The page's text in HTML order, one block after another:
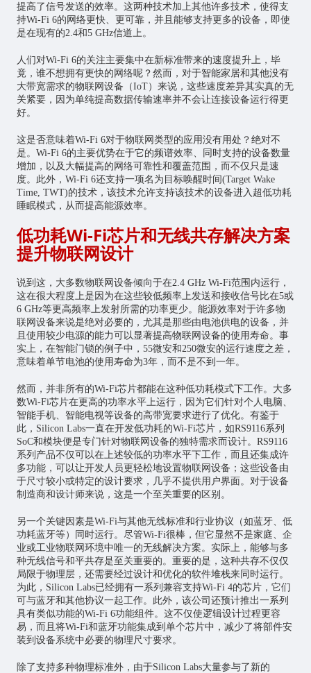
提高了信号发送的效率。这两种技术加上其他许多技术，使得支
持Wi-Fi 6的网络更快、更可靠，并且能够支持更多的设备，即使
是在现有的2.4和5 GHz信道上。
人们对Wi-Fi 6的关注主要集中在新标准带来的速度提升上，毕
竟，谁不想拥有更快的网络呢？然而，对于智能家居和其他没有
大带宽需求的物联网设备（IoT）来说，这些速度差异其实真的无
关紧要，因为单纯提高数据传输速率并不会让连接设备运行得更
好。
这是否意味着Wi-Fi 6对于物联网类型的应用没有用处？绝对不
是。Wi-Fi 6的主要优势在于它的频谱效率、同时支持的设备数量
增加，以及大幅提高的网络可靠性和覆盖范围，而不仅只是速
度。此外，Wi-Fi 6还支持一项名为目标唤醒时间(Target Wake
Time, TWT)的技术，该技术允许支持该技术的设备进入超低功耗
睡眠模式，从而提高能源效率。
低功耗Wi-Fi芯片和无线共存解决方案
提升物联网设计
说到这，大多数物联网设备倾向于在2.4 GHz Wi-Fi范围内运行，
这在很大程度上是因为在这些较低频率上发送和接收信号比在5或
6 GHz等更高频率上发射所需的功率更少。能源效率对于许多物
联网设备来说是绝对必要的，尤其是那些由电池供电的设备，并
且使用较少电源的能力可以显著提高物联网设备的使用寿命。事
实上，在智能门锁的例子中，55微安和250微安的运行速度之差，
意味着单节电池的使用寿命为3年，而不是不到一年。
然而，并非所有的Wi-Fi芯片都能在这种低功耗模式下工作。大多
数Wi-Fi芯片在更高的功率水平上运行，因为它们针对个人电脑、
智能手机、智能电视等设备的高带宽要求进行了优化。有鉴于
此，Silicon Labs一直在开发低功耗的Wi-Fi芯片，如RS9116系列
SoC和模块便是专门针对物联网设备的独特需求而设计。RS9116
系列产品不仅可以在上述较低的功率水平下工作，而且还集成许
多功能，可以让开发人员更轻松地设置物联网设备；这些设备由
于尺寸较小或特定的设计要求，几乎不提供用户界面。对于设备
制造商和设计师来说，这是一个至关重要的区别。
另一个关键因素是Wi-Fi与其他无线标准和行业协议（如蓝牙、低
功耗蓝牙等）同时运行。尽管Wi-Fi很棒，但它显然不是家庭、企
业或工业物联网环境中唯一的无线解决方案。实际上，能够与多
种无线信号和平共存是至关重要的。重要的是，这种共存不仅仅
局限于物理层，还需要经过设计和优化的软件堆栈来同时运行。
为此，Silicon Labs已经拥有一系列兼容支持Wi-Fi 4的芯片，它们
可与蓝牙和其他协议一起工作。此外，该公司还预计推出一系列
具有类似功能的Wi-Fi 6功能组件。这不仅使逻辑设计过程更容
易，而且将Wi-Fi和蓝牙功能集成到单个芯片中，减少了将部件安
装到设备系统中必要的物理尺寸要求。
除了支持多种物理标准外，由于Silicon Labs大量参与了新的